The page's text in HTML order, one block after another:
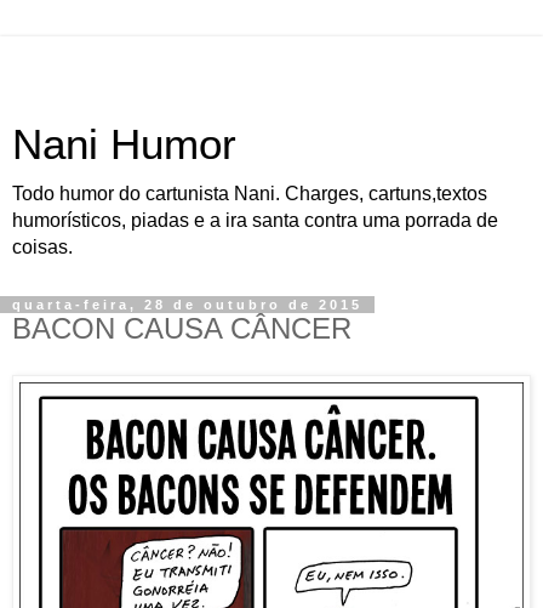
Nani Humor
Todo humor do cartunista Nani. Charges, cartuns,textos
humorísticos, piadas e a ira santa contra uma porrada de
coisas.
quarta-feira, 28 de outubro de 2015
BACON CAUSA CÂNCER